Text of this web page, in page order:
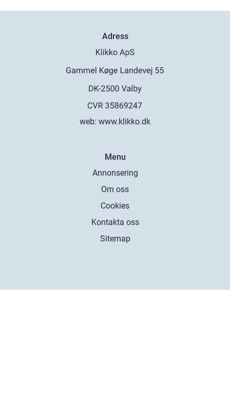
Adress
web: www.klikko.dk
Menu
Annonsering
Om oss
Cookies
Kontakta oss
Sitemap